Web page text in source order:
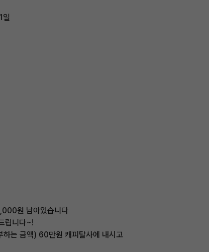
원 남아있습니다
립니다~!
하는 금액) 60만원 캐피탈사에 내시고